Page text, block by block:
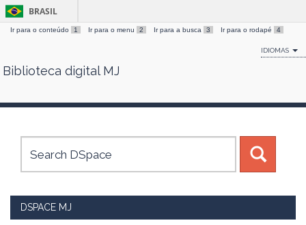
Skip
BRASIL
Ir para o conteúdo 1 Ir para o menu 2 Ir para a busca 3 Ir para o rodapé 4
IDIOMAS
Biblioteca digital MJ
DSPACE MJ